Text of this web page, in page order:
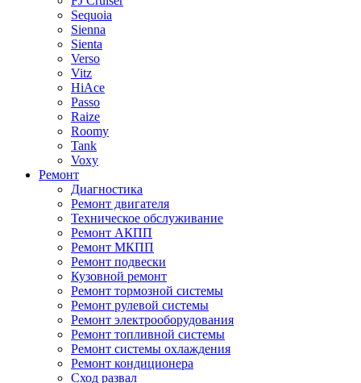
Sequoia
Sienna
Sienta
Verso
Vitz
HiAce
Passo
Raize
Roomy
Tank
Voxy
Ремонт
Диагностика
Ремонт двигателя
Техническое обслуживание
Ремонт АКПП
Ремонт МКПП
Ремонт подвески
Кузовной ремонт
Ремонт тормозной системы
Ремонт рулевой системы
Ремонт электрооборудования
Ремонт топливной системы
Ремонт системы охлаждения
Ремонт кондиционера
Сход развал